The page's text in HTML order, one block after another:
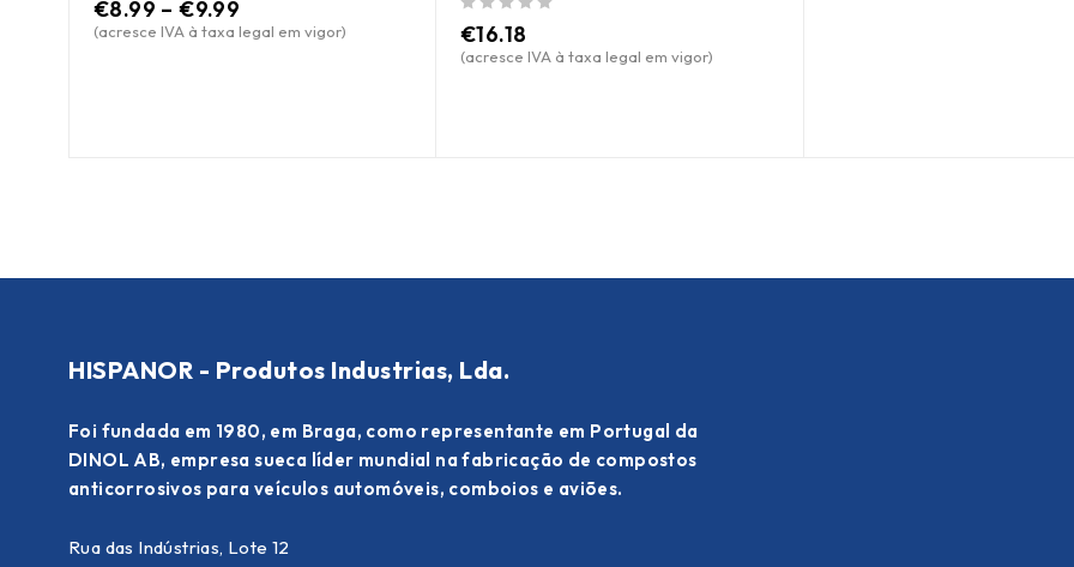
€8.99 – €9.99
(acresce IVA à taxa legal em vigor) €16.18
(acresce IVA à taxa legal em vigor)
HISPANOR - Produtos Industrias, Lda.
Foi fundada em 1980, em Braga, como representante em Portugal da
DINOL AB, empresa sueca líder mundial na fabricação de compostos
anticorrosivos para veículos automóveis, comboios e aviões.
Rua das Indústrias, Lote 12